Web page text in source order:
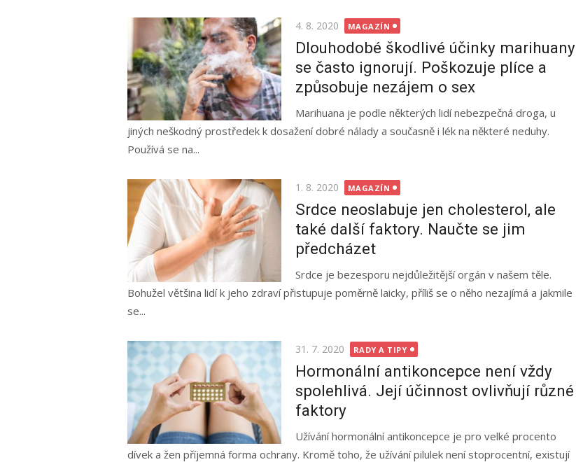
Posted
on
4. 8. 2020 MAGAZÍN
Dlouhodobé škodlivé účinky marihuany
se často ignorují. Poškozuje plíce a
způsobuje nezájem o sex
Marihuana je podle některých lidí nebezpečná droga, u
jiných neškodný prostředek k dosažení dobré nálady a současně i lék na některé neduhy.
Používá se na...
Posted
on
1. 8. 2020 MAGAZÍN
Srdce neoslabuje jen cholesterol, ale
také další faktory. Naučte se jim
předcházet
Srdce je bezesporu nejdůležitější orgán v našem těle.
Bohužel většina lidí k jeho zdraví přistupuje poměrně laicky, příliš se o něho nezajímá a jakmile
se...
Posted
on
31. 7. 2020 RADY A TIPY
Hormonální antikoncepce není vždy
spolehlivá. Její účinnost ovlivňují různé
faktory
Užívání hormonální antikoncepce je pro velké procento
dívek a žen příjemná forma ochrany. Kromě toho, že užívání pilulek není stoprocentní, existují